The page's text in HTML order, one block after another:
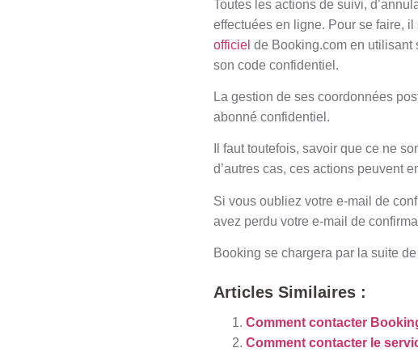
Toutes les actions de suivi,
effectuées en ligne. Pour se faire,
officiel de Booking.com en utilisant
son code confidentiel.
La gestion de ses coordonnées
abonné confidentiel.
Il faut toutefois, savoir que ce ne
d’autres cas, ces actions peuvent
Si vous oubliez votre e-mail de
avez perdu votre e-mail de
Booking se chargera par la suite
Articles Similaires :
Comment contacter
Comment contacter le